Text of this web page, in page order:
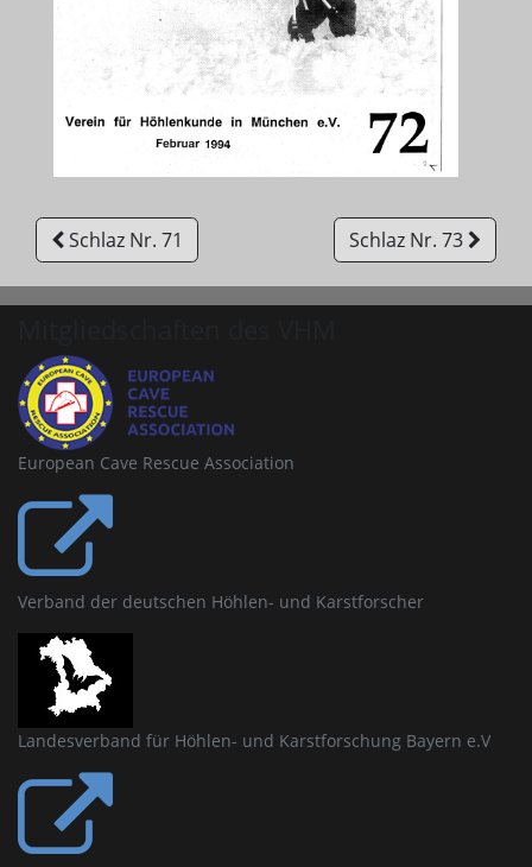
Schlaz Nr. 71 Schlaz Nr. 73
European Cave Rescue Association
Verband der deutschen Höhlen- und Karstforscher
Landesverband für Höhlen- und Karstforschung Bayern e.V